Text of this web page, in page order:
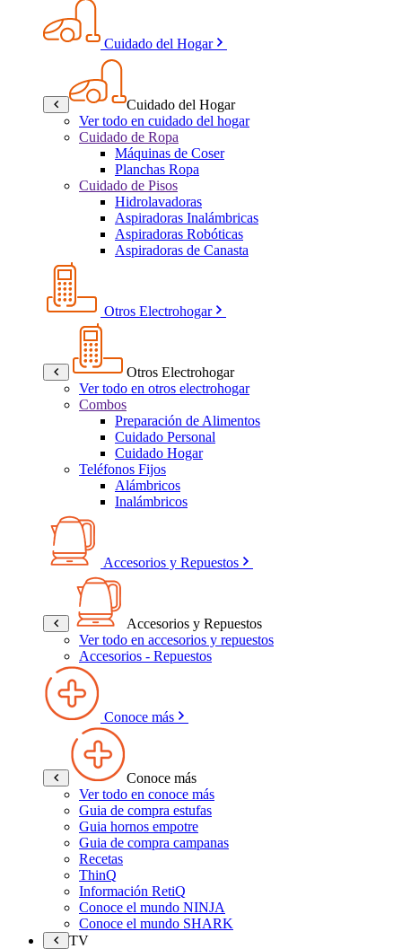
Cuidado del Hogar
Cuidado del Hogar
Ver todo en cuidado del hogar
Cuidado de Ropa
Máquinas de Coser
Planchas Ropa
Cuidado de Pisos
Hidrolavadoras
Aspiradoras Inalámbricas
Aspiradoras Robóticas
Aspiradoras de Canasta
Otros Electrohogar
Otros Electrohogar
Ver todo en otros electrohogar
Combos
Preparación de Alimentos
Cuidado Personal
Cuidado Hogar
Teléfonos Fijos
Alámbricos
Inalámbricos
Accesorios y Repuestos
Accesorios y Repuestos
Ver todo en accesorios y repuestos
Accesorios - Repuestos
Conoce más
Conoce más
Ver todo en conoce más
Guia de compra estufas
Guia hornos empotre
Guia de compra campanas
Recetas
ThinQ
Información RetiQ
Conoce el mundo NINJA
Conoce el mundo SHARK
TV